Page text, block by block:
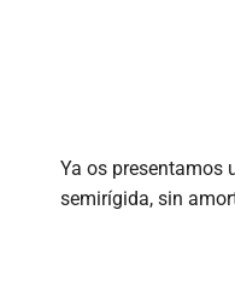
Ya os presentamos
semirígida, sin